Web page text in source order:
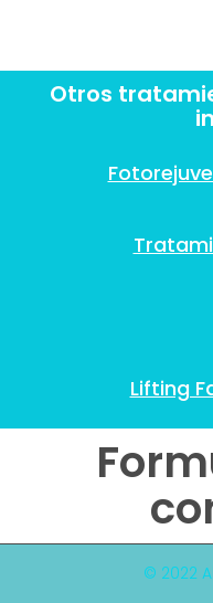
Otros
Lifting
© 2022